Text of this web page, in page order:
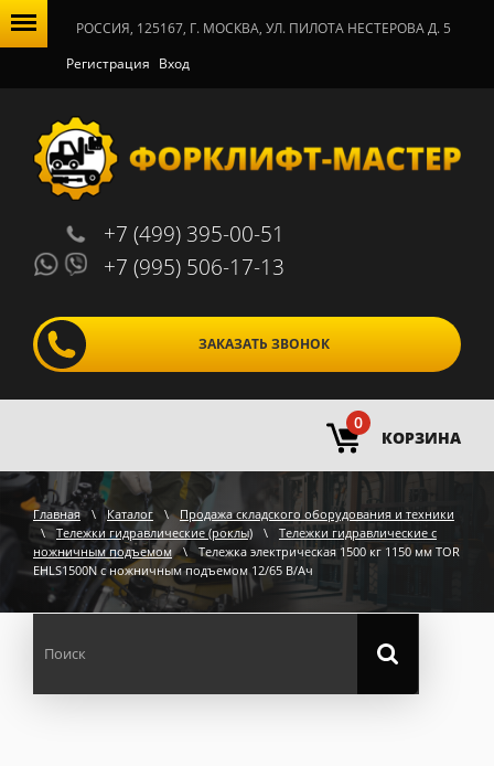
РОССИЯ, 125167, Г. МОСКВА, УЛ. ПИЛОТА НЕСТЕРОВА Д. 5
Регистрация Вход
+7 (499) 395-00-51
+7 (995) 506-17-13
ЗАКАЗАТЬ ЗВОНОК
0
КОРЗИНА
Главная \ Каталог \
Продажа складского оборудования и техники
\
Тележки гидравлические (роклы) \
Тележки гидравлические с
ножничным подъемом
\ Тележка электрическая 1500 кг 1150 мм TOR
EHLS1500N с ножничным подъемом 12/65 В/Ач